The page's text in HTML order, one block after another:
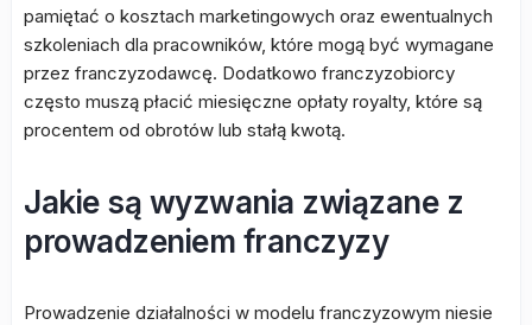
pamiętać o kosztach marketingowych oraz ewentualnych
szkoleniach dla pracowników, które mogą być wymagane
przez franczyzodawcę. Dodatkowo franczyzobiorcy
często muszą płacić miesięczne opłaty royalty, które są
procentem od obrotów lub stałą kwotą.
Jakie są wyzwania związane z
prowadzeniem franczyzy
Prowadzenie działalności w modelu franczyzowym niesie